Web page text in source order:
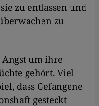
zu entlassen und
zu
Angst um ihre
gehört. Viel
dass Gefangene
gesteckt